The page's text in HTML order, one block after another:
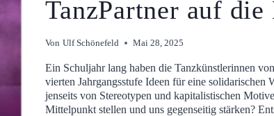
TanzPartner auf die
Von Ulf Schönefeld Mai 28, 2025
Ein Schuljahr lang haben die Tanzkünstlerinnen
vierten Jahrgangsstufe Ideen für eine
jenseits von Stereotypen und kapitalistischen
Mittelpunkt stellen und uns gegenseitig stärken?